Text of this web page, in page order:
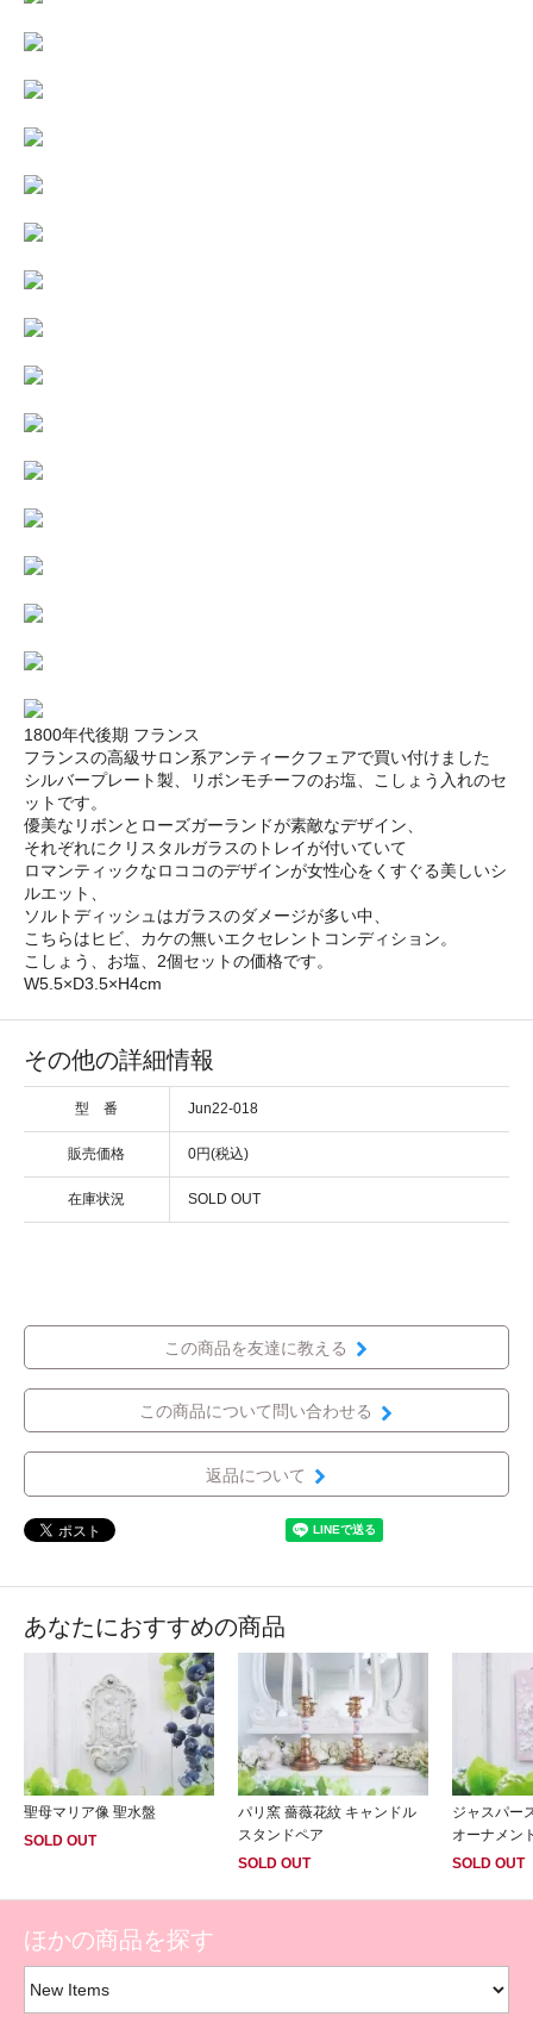
1800年代後期 フランス
フランスの高級サロン系アンティークフェアで買い付けました
シルバープレート製、リボンモチーフのお塩、こしょう入れのセ
ットです。
優美なリボンとローズガーランドが素敵なデザイン、
それぞれにクリスタルガラスのトレイが付いていて
ロマンティックなロココのデザインが女性心をくすぐる美しいシ
ルエット、
ソルトディッシュはガラスのダメージが多い中、
こちらはヒビ、カケの無いエクセレントコンディション。
こしょう、お塩、2個セットの価格です。
W5.5×D3.5×H4cm
その他の詳細情報
型 番 Jun22-018
販売価格 0円(税込)
在庫状況 SOLD OUT
この商品を友達に教える
この商品について問い合わせる
返品について
あなたにおすすめの商品
聖母マリア像 聖水盤
SOLD OUT
パリ窯 薔薇花紋 キャンドル
スタンドペア
SOLD OUT
ジャスパー
オーナメン
SOLD OUT
ほかの商品を探す